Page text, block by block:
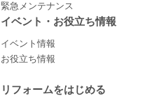
緊急メンテナンス
イベント・お役立ち情報
イベント情報
お役立ち情報
リフォームをはじめる